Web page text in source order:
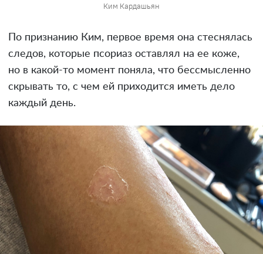
Ким Кардашьян
По признанию Ким, первое время она стеснялась
следов, которые псориаз оставлял на ее коже,
но в какой-то момент поняла, что бессмысленно
скрывать то, с чем ей приходится иметь дело
каждый день.